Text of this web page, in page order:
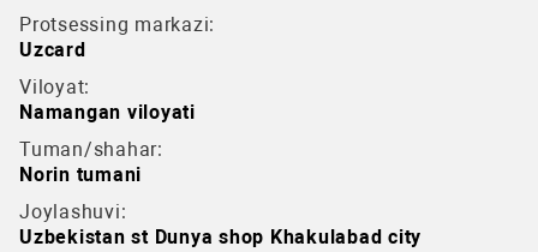
Protsessing markazi:
Uzcard
Viloyat:
Namangan viloyati
Tuman/shahar:
Norin tumani
Joylashuvi:
Uzbekistan st Dunya shop Khakulabad city